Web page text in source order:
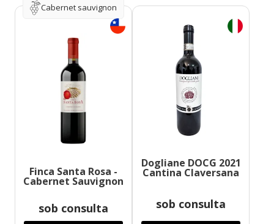
Cabernet sauvignon
Finca Santa Rosa -
Cabernet Sauvignon
sob consulta
Dogliane DOCG 2021
Cantina Claversana
sob consulta